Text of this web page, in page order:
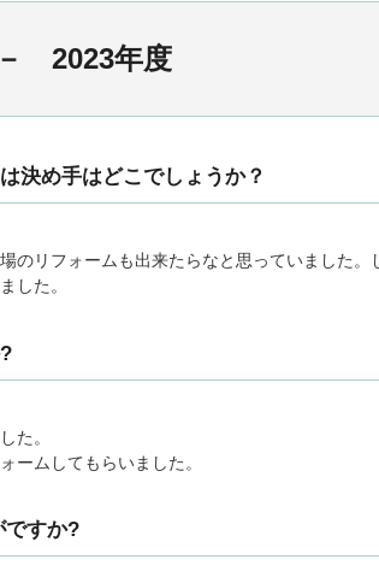
2023年度
決め手はどこでしょうか？
のリフォームも出来たらなと思っていました
した。
た。
ームしてもらいました。
ですか?